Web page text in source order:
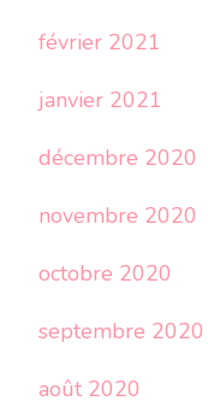
février 2021
janvier 2021
décembre 2020
novembre 2020
octobre 2020
septembre 2020
août 2020